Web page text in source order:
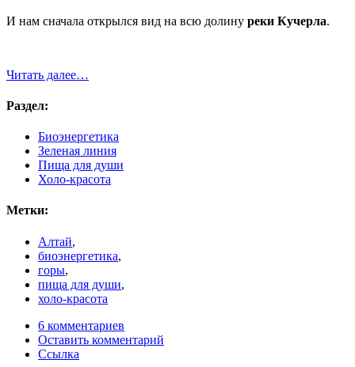
И нам сначала открылся вид на всю долину реки Кучерла.
Читать далее…
Раздел:
Биоэнергетика
Зеленая линия
Пища для души
Холо-красота
Метки:
Алтай,
биоэнергетика,
горы,
пища для души,
холо-красота
6 комментариев
Оставить комментарий
Ссылка